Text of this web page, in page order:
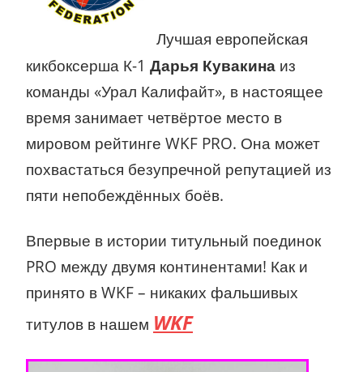
Лучшая европейская
кикбоксерша К-1 Дарья Кувакина из
команды «Урал Калифайт», в настоящее
время занимает четвёртое место в
мировом рейтинге WKF PRO. Она может
похвастаться безупречной репутацией из
пяти непобеждённых боёв.
Впервые в истории титульный поединок
PRO между двумя континентами! Как и
принято в WKF – никаких фальшивых
титулов в нашем WKF